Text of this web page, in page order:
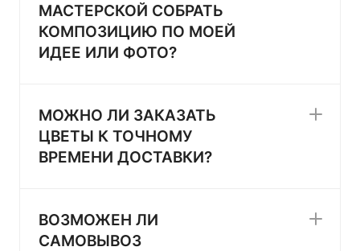
МАСТЕРСКОЙ СОБРАТЬ
КОМПОЗИЦИЮ ПО МОЕЙ
ИДЕЕ ИЛИ ФОТО?
МОЖНО ЛИ ЗАКАЗАТЬ
ЦВЕТЫ К ТОЧНОМУ
ВРЕМЕНИ ДОСТАВКИ?
ВОЗМОЖЕН ЛИ
САМОВЫВОЗ